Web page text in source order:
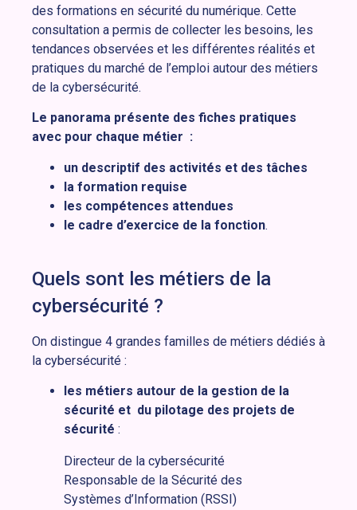
des formations en sécurité du numérique. Cette
consultation a permis de collecter les besoins, les
tendances observées et les différentes réalités et
pratiques du marché de l’emploi autour des métiers
de la cybersécurité.
Le panorama présente des fiches pratiques
avec pour chaque métier :
un descriptif des activités et des tâches
la formation requise
les compétences attendues
le cadre d’exercice de la fonction.
Quels sont les métiers de la
cybersécurité ?
On distingue 4 grandes familles de métiers dédiés à
la cybersécurité :
les métiers autour de la gestion de la
sécurité et du pilotage des projets de
sécurité :
Directeur de la cybersécurité
Responsable de la Sécurité des
Systèmes d’Information (RSSI)